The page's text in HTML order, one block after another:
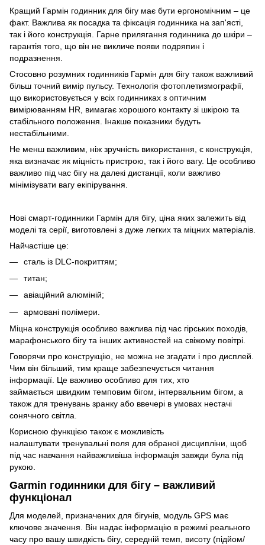
Кращий Гармін годинник для бігу має бути ергономічним – це
факт. Важлива як посадка та фіксація годинника на зап'ясті,
так і його конструкція. Гарне прилягання годинника до шкіри –
гарантія того, що він не викличе появи подряпин і
подразнення.
Стосовно розумних годинників Гармін для бігу також важливий
більш точний вимір пульсу. Технологія фотоплетизмографії,
що використовується у всіх годинниках з оптичним
вимірюванням HR, вимагає хорошого контакту зі шкірою та
стабільного положення. Інакше показники будуть
нестабільними.
Не менш важливим, ніж зручність використання, є конструкція,
яка визначає як міцність пристрою, так і його вагу. Це особливо
важливо під час бігу на далекі дистанції, коли важливо
мінімізувати вагу екіпірування.
Нові смарт-годинники Гармін для бігу, ціна яких залежить від
моделі та серії, виготовлені з дуже легких та міцних матеріалів.
Найчастіше це:
сталь із DLC-покриттям;
титан;
авіаційний алюміній;
армовані полімери.
Міцна конструкція особливо важлива під час гірських походів,
марафонського бігу та інших активностей на свіжому повітрі.
Говорячи про конструкцію, не можна не згадати і про дисплей.
Чим він більший, тим краще забезпечується читання
інформації. Це важливо особливо для тих, хто
займається швидким темповим бігом, інтервальним бігом, а
також для тренувань зранку або ввечері в умовах нестачі
сонячного світла.
Корисною функцією також є можливість
налаштувати тренувальні поля для обраної дисципліни, щоб
під час навчання найважливіша інформація завжди була під
рукою.
Garmin годинники для бігу – важливий
функціонал
Для моделей, призначених для бігунів, модуль GPS має
ключове значення. Він надає інформацію в режимі реального
часу про вашу швидкість бігу, середній темп, висоту (підйом/